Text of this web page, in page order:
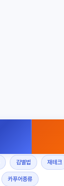
감별법 재테크
카푸어종류